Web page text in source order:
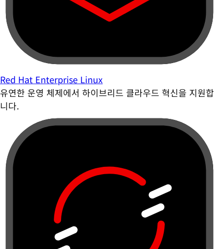
Red Hat Enterprise Linux
유연한 운영 체제에서 하이브리드 클라우드 혁신을 지원합
니다.